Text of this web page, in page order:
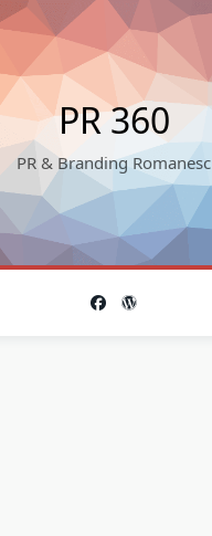
PR 360
PR & Branding Romanesc